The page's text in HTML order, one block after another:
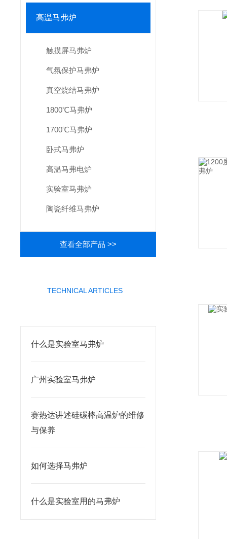
高温马弗炉
触摸屏马弗炉
气氛保护马弗炉
真空烧结马弗炉
1800℃马弗炉
1700℃马弗炉
卧式马弗炉
高温马弗电炉
实验室马弗炉
陶瓷纤维马弗炉
查看全部产品 >>
TECHNICAL ARTICLES
什么是实验室马弗炉
广州实验室马弗炉
赛热达讲述硅碳棒高温炉的维修
与保养
如何选择马弗炉
什么是实验室用的马弗炉